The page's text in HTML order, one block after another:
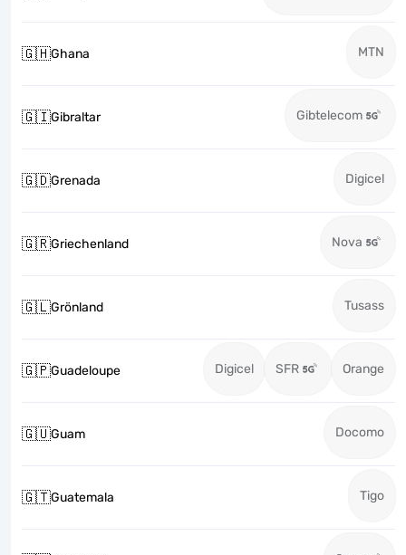
🇬🇭Ghana MTN
🇬🇮Gibraltar Gibtelecom
🇬🇩Grenada Digicel
🇬🇷Griechenland Nova
🇬🇱Grönland Tusass
🇬🇵Guadeloupe Digicel SFR Orange
🇬🇺Guam Docomo
🇬🇹Guatemala Tigo